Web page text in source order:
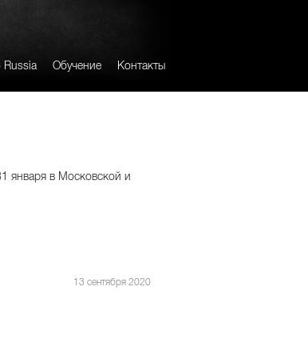
Russia Обучение Контакты
января в Московской и
13 сентября 2020